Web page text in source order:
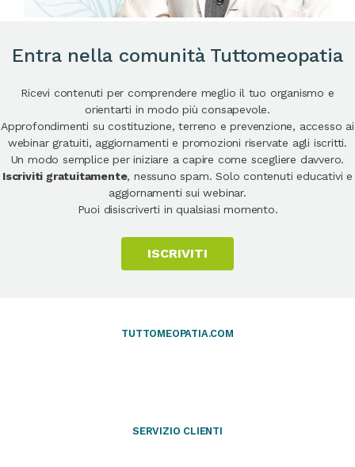
Entra nella comunità Tuttomeopatia
Ricevi contenuti per comprendere meglio il tuo organismo e
orientarti in modo più consapevole.
Approfondimenti su costituzione, terreno e prevenzione, accesso ai
webinar gratuiti, aggiornamenti e promozioni riservate agli iscritti.
Un modo semplice per iniziare a capire come scegliere davvero.
Iscriviti gratuitamente, nessuno spam. Solo contenuti educativi e
aggiornamenti sui webinar.
Puoi disiscriverti in qualsiasi momento.
ISCRIVITI
TUTTOMEOPATIA.COM
SERVIZIO CLIENTI